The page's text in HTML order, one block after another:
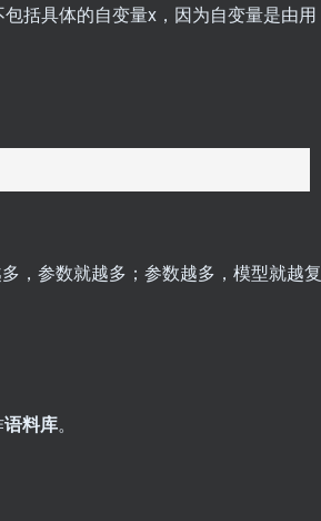
括具体的自变量x，因为自变量是由用
，参数就越多；参数越多，模型就越复
语料库。